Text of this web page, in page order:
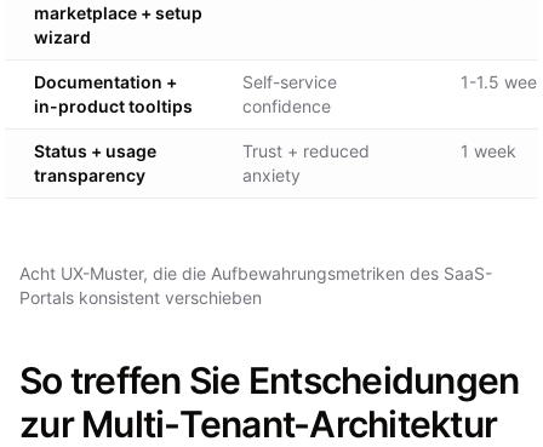
marketplace + setup
wizard
Documentation +
in-product tooltips
Self-service
confidence
1-1.5
Status + usage
transparency
Trust + reduced
anxiety
1 week
Acht UX-Muster, die die Aufbewahrungsmetriken des SaaS-
Portals konsistent verschieben
So treffen Sie Entscheidungen
zur Multi-Tenant-Architektur